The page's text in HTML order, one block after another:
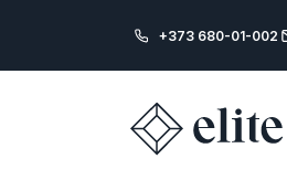
+373 680-01-002